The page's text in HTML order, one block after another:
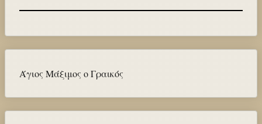
Άγιος Μάξιμος ο Γραικός